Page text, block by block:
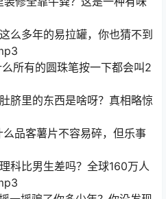
多年的易拉罐，你也猜不到
所有的圆珠笔按一下都会叫2
里的东西是啥呀？真相略惊
品客薯片不容易碎，但乐事
比男生差吗？全球160万人